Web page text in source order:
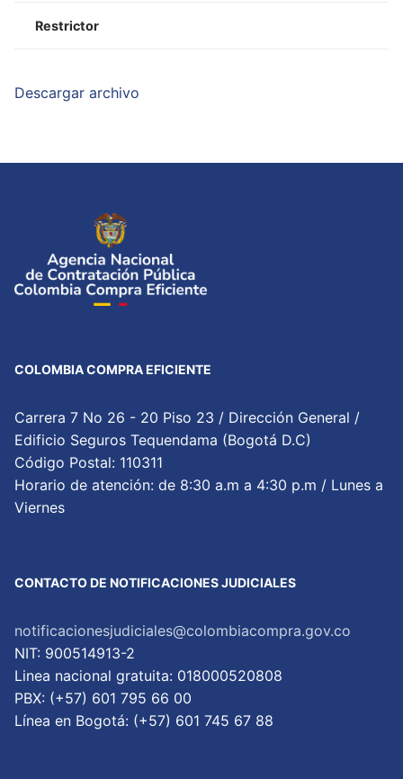
Restrictor
Descargar archivo
COLOMBIA COMPRA EFICIENTE
Carrera 7 No 26 - 20 Piso 23 / Dirección General /
Edificio Seguros Tequendama (Bogotá D.C)
Código Postal: 110311
Horario de atención: de 8:30 a.m a 4:30 p.m / Lunes a
Viernes
CONTACTO DE NOTIFICACIONES JUDICIALES
notificacionesjudiciales@colombiacompra.gov.co
NIT: 900514913-2
Linea nacional gratuita: 018000520808
PBX: (+57) 601 795 66 00
Lí­nea en Bogotá: (+57) 601 745 67 88